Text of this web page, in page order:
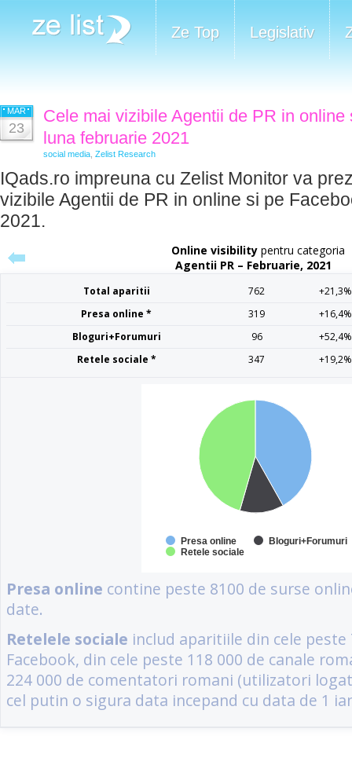
Ze Top Legislativ
MAR
23
Cele mai vizibile Agentii de PR in online
luna februarie 2021
social media Zelist Research
IQads.ro impreuna cu Zelist Monitor va
vizibile Agentii de PR in online si pe
2021.